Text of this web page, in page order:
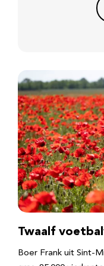
Twaalf
Boer Frank uit Sint-